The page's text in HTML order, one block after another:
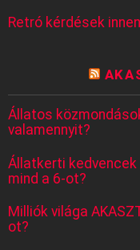
Retró kérdések
Állatos
valamennyit?
Állatkerti kedvencek
mind a 6-ot?
Milliók világa
ot?